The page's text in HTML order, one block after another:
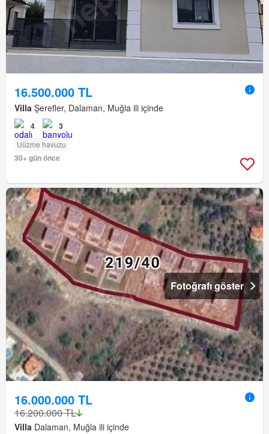
16.500.000 TL
Villa Şerefler, Dalaman, Muğla ili içinde
4 3
Uüzme havuzu
30+ gün önce
Fotoğrafı göster
16.000.000 TL
16.200.000 TL
Villa Dalaman, Muğla ili içinde